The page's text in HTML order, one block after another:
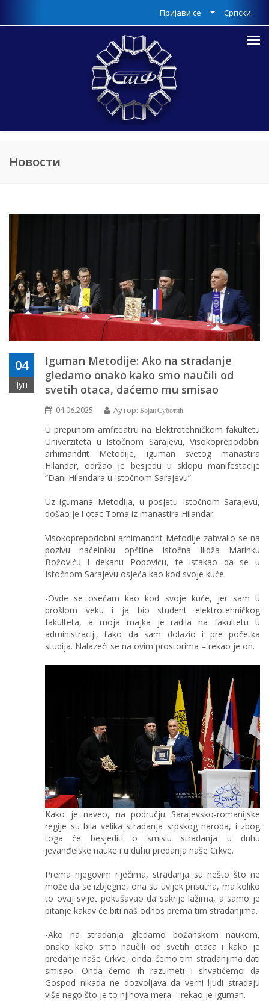
Српски
Пријави се
Новости
04
Јун
Iguman Metodije: Ako na stradanje
gledamo onako kako smo naučili od
svetih otaca, daćemo mu smisao
04.06.2025 Аутор: Бојан Суботић
U prepunom amfiteatru na Elektrotehničkom fakultetu
Univerziteta u Istočnom Sarajevu, Visokoprepodobni
arhimandrit Metodije, iguman svetog manastira
Hilandar, održao je besjedu u sklopu manifestacije
“Dani Hilandara u Istočnom Sarajevu”.
Uz igumana Metodija, u posjetu Istočnom Sarajevu,
došao je i otac Toma iz manastira Hilandar.
Visokoprepodobni arhimandrit Metodije zahvalio se na
pozivu načelniku opštine Istočna Ilidža Marinku
Božoviću i dekanu Popoviću, te istakao da se u
Istočnom Sarajevu osjeća kao kod svoje kuće.
-Ovde se osećam kao kod svoje kuće, jer sam u
prošlom veku i ja bio student elektrotehničkog
fakulteta, a moja majka je radila na fakultetu u
administraciji, tako da sam dolazio i pre početka
studija. Nalazeći se na ovim prostorima – rekao je on.
Kako je naveo, na području Sarajevsko-romanijske
regije su bila velika stradanja srpskog naroda, i zbog
toga će besjediti o smislu stradanja u duhu
jevanđelske nauke i u duhu predanja naše Crkve.
Prema njegovim riječima, stradanja su nešto što ne
može da se izbjegne, ona su uvijek prisutna, ma koliko
to ovaj svijet pokušavao da sakrije lažima, a samo je
pitanje kakav će biti naš odnos prema tim stradanjima.
-Ako na stradanja gledamo božanskom naukom,
onako kako smo naučili od svetih otaca i kako je
predanje naše Crkve, onda ćemo tim stradanjima dati
smisao. Onda ćemo ih razumeti i shvatićemo da
Gospod nikada ne dozvoljava da verni ljudi stradaju
više nego što je to njihova mera – rekao je iguman.